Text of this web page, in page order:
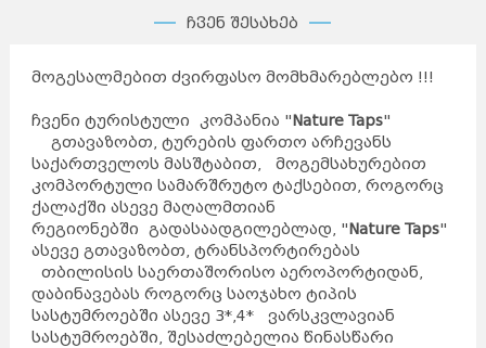
ჩვენ შესახებ
მოგესალმებით ძვირფასო მომხმარებლებო !!!
ჩვენი ტურისტული კომპანია "Nature Taps"
გთავაზობთ, ტურების ფართო არჩევანს
საქართველოს მასშტაბით, მოგემსახურებით
კომპორტული სამარშრუტო ტაქსებით, როგორც
ქალაქში ასევე მაღალმთიან
რეგიონებში გადასაადგილებლად, "Nature Taps"
ასევე გთავაზობთ, ტრანსპორტირებას
თბილისის საერთაშორისო აეროპორტიდან,
დაბინავებას როგორც საოჯახო ტიპის
სასტუმროებში ასევე 3*,4* ვარსკვლავიან
სასტუმროებში, შესაძლებელია წინასწარი